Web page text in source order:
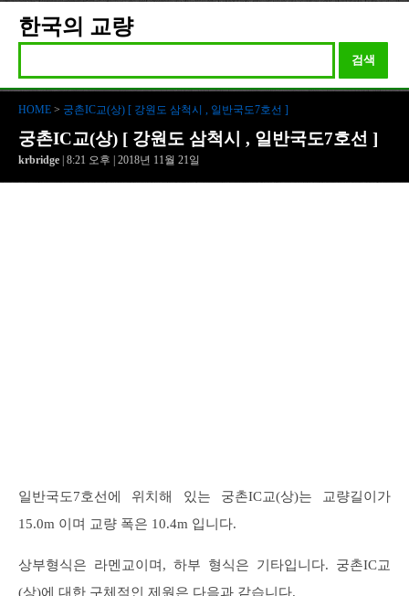
한국의 교량
검색
HOME > 궁촌IC교(상) [ 강원도 삼척시 , 일반국도7호선 ]
궁촌IC교(상) [ 강원도 삼척시 , 일반국도7호선 ]
krbridge | 8:21 오후 | 2018년 11월 21일
일반국도7호선에 위치해 있는 궁촌IC교(상)는 교량길이가
15.0m 이며 교량 폭은 10.4m 입니다.
상부형식은 라멘교이며, 하부 형식은 기타입니다. 궁촌IC교
(상)에 대한 구체적인 제원은 다음과 같습니다.